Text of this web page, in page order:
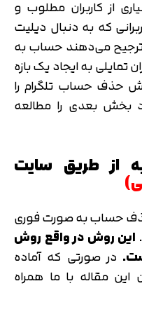
از کاربران مطلوب و
که به دنبال دیلیت
می‌دهند حساب به
به ایجاد یک بازه
حذف حساب تلگرام را
بخش بعدی را مطالعه
از طریق سایت
حساب به صورت فوری
این روش در واقع روش
در صورتی که آماده
این مقاله با ما همراه